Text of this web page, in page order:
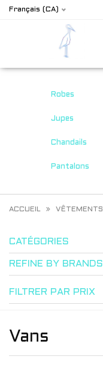
Français (CA)
Robes
Jupes
Chandails
Pantalons
ACCUEIL VÊTEMENTS
CATÉGORIES
REFINE BY BRANDS
FILTRER PAR PRIX
Vans